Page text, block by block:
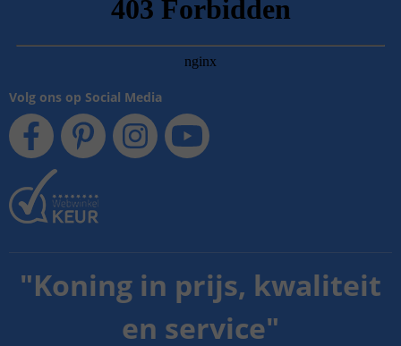
Volg ons op Social Media
"Koning in prijs, kwaliteit
en service"